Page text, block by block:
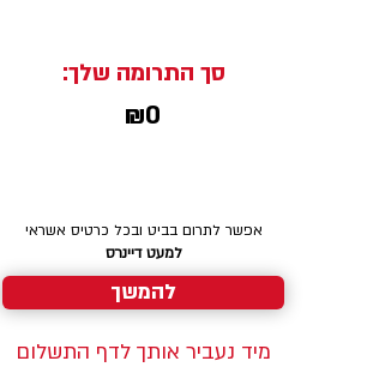
₪0
סך התרומה שלך:
אפשר לתרום בביט ובכל כרטיס אשראי
למעט דיינרס
להמשך
מיד נעביר אותך לדף התשלום